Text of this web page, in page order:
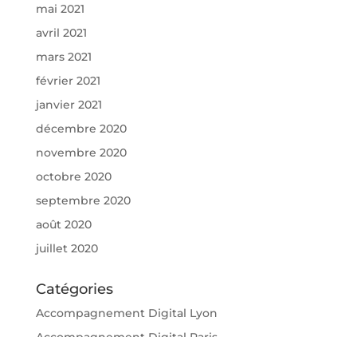
mai 2021
avril 2021
mars 2021
février 2021
janvier 2021
décembre 2020
novembre 2020
octobre 2020
septembre 2020
août 2020
juillet 2020
Catégories
Accompagnement Digital Lyon